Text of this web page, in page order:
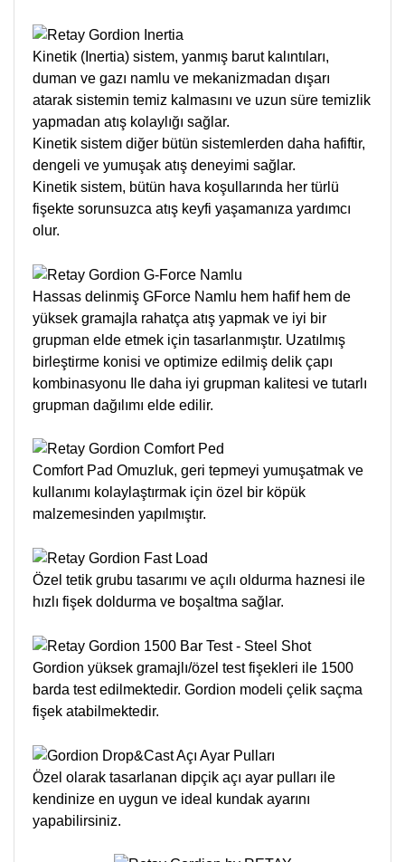
Kinetik (Inertia) sistem, yanmış barut kalıntıları,
duman ve gazı namlu ve mekanizmadan dışarı
atarak sistemin temiz kalmasını ve uzun süre temizlik
yapmadan atış kolaylığı sağlar.
Kinetik sistem diğer bütün sistemlerden daha hafiftir,
dengeli ve yumuşak atış deneyimi sağlar.
Kinetik sistem, bütün hava koşullarında her türlü
fişekte sorunsuzca atış keyfi yaşamanıza yardımcı
olur.
Hassas delinmiş GForce Namlu hem hafif hem de
yüksek gramajla rahatça atış yapmak ve iyi bir
grupman elde etmek için tasarlanmıştır. Uzatılmış
birleştirme konisi ve optimize edilmiş delik çapı
kombinasyonu Ile daha iyi grupman kalitesi ve tutarlı
grupman dağılımı elde edilir.
Comfort Pad Omuzluk, geri tepmeyi yumuşatmak ve
kullanımı kolaylaştırmak için özel bir köpük
malzemesinden yapılmıştır.
Özel tetik grubu tasarımı ve açılı oldurma haznesi ile
hızlı fişek doldurma ve boşaltma sağlar.
Gordion yüksek gramajlı/özel test fişekleri ile 1500
barda test edilmektedir. Gordion modeli çelik saçma
fişek atabilmektedir.
Özel olarak tasarlanan dipçik açı ayar pulları ile
kendinize en uygun ve ideal kundak ayarını
yapabilirsiniz.